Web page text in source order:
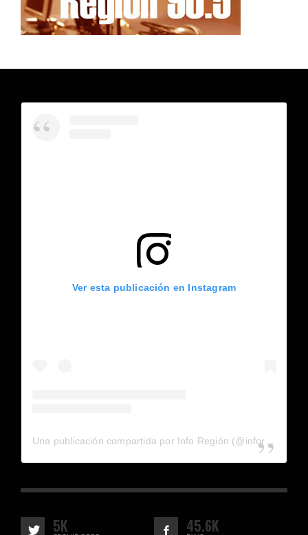
Ver esta publicación en Instagram
Una publicación compartida por Info Región (@inforegion_redes)
5K 45.6K